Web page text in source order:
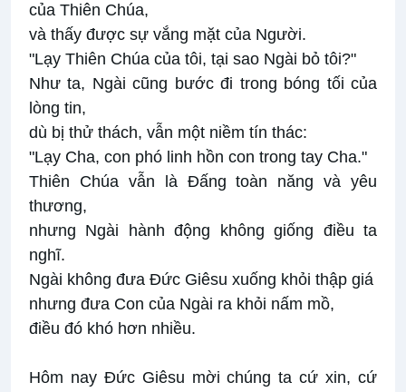
của Thiên Chúa,
và thấy được sự vắng mặt của Người.
"Lạy Thiên Chúa của tôi, tại sao Ngài bỏ tôi?"
Như ta, Ngài cũng bước đi trong bóng tối của
lòng tin,
dù bị thử thách, vẫn một niềm tín thác:
"Lạy Cha, con phó linh hồn con trong tay Cha."
Thiên Chúa vẫn là Ðấng toàn năng và yêu
thương,
nhưng Ngài hành động không giống điều ta
nghĩ.
Ngài không đưa Ðức Giêsu xuống khỏi thập giá
nhưng đưa Con của Ngài ra khỏi nấm mồ,
điều đó khó hơn nhiều.
Hôm nay Ðức Giêsu mời chúng ta cứ xin, cứ